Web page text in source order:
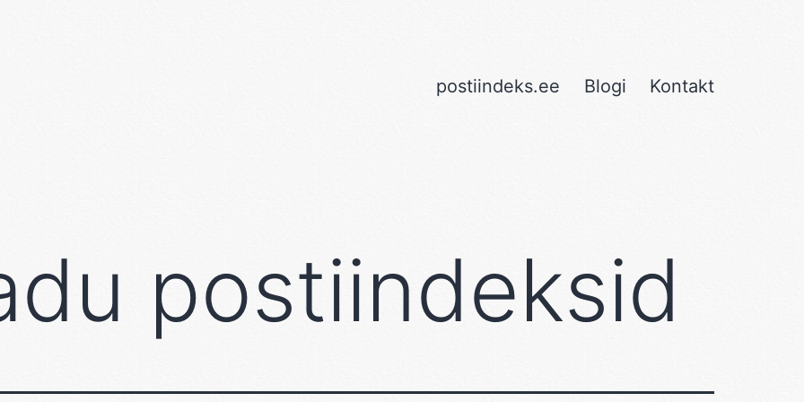
postiindeks.ee Blogi Kontakt
postiindeksid